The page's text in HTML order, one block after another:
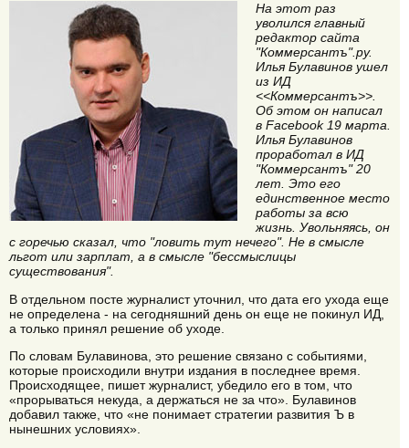
На этот раз
уволился главный
редактор сайта
"Коммерсантъ".ру.
Илья Булавинов ушел
из ИД
<<Коммерсантъ>>.
Об этом он написал
в Facebook 19 марта.
Илья Булавинов
проработал в ИД
"Коммерсантъ" 20
лет. Это его
единственное место
работы за всю
жизнь. Увольняясь, он
с горечью сказал, что "ловить тут нечего". Не в смысле
льгот или зарплат, а в смысле "бессмыслицы
существования".
В отдельном посте журналист уточнил, что дата его ухода еще
не определена - на сегодняшний день он еще не покинул ИД,
а только принял решение об уходе.
По словам Булавинова, это решение связано с событиями,
которые происходили внутри издания в последнее время.
Происходящее, пишет журналист, убедило его в том, что
«прорываться некуда, а держаться не за что». Булавинов
добавил также, что «не понимает стратегии развития Ъ в
нынешних условиях».